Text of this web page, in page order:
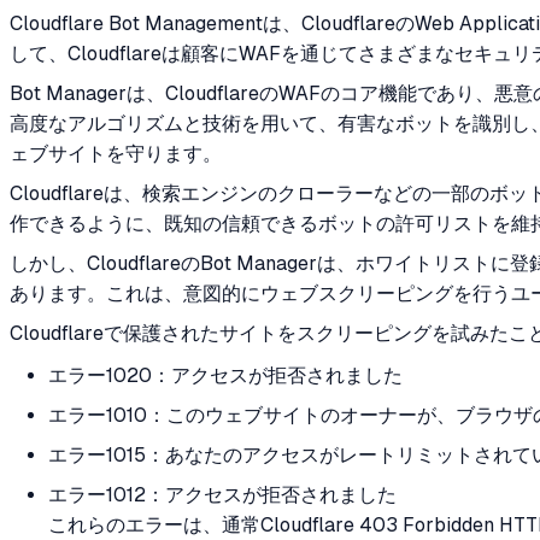
Cloudflare Bot Managementは、CloudflareのWeb
して、Cloudflareは顧客にWAFを通じてさまざまなセキュ
Bot Managerは、CloudflareのWAFのコア機能であり、悪
高度なアルゴリズムと技術を用いて、有害なボットを識別
ェブサイトを守ります。
Cloudflareは、検索エンジンのクローラーなどの一部のボ
作できるように、既知の信頼できるボットの許可リストを維
しかし、CloudflareのBot Managerは、ホワイトリストに登
あります。これは、意図的にウェブスクリーピングを行う
Cloudflareで保護されたサイトをスクリーピングを試みた
エラー1020：アクセスが拒否されました
エラー1010：このウェブサイトのオーナーが、ブラウ
エラー1015：あなたのアクセスがレートリミットされて
エラー1012：アクセスが拒否されました
これらのエラーは、通常Cloudflare 403 Forbidden